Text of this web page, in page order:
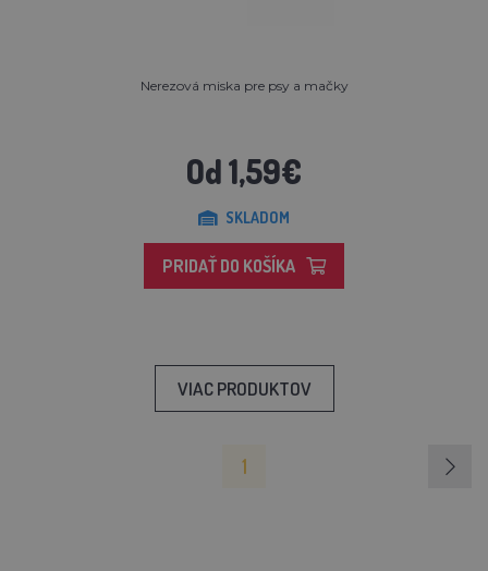
Nerezová miska pre psy a mačky
Od 1,59€
SKLADOM
PRIDAŤ DO KOŠÍKA
VIAC PRODUKTOV
1